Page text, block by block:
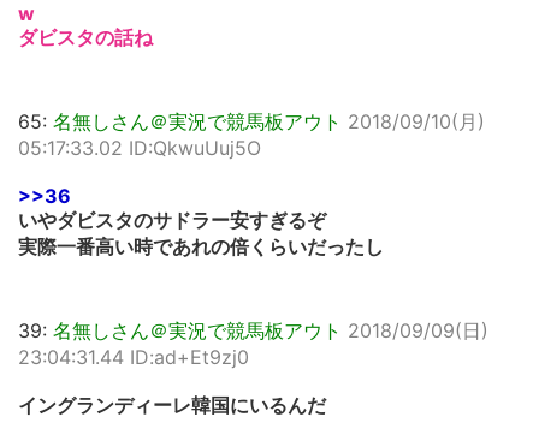
w
ダビスタの話ね
65: 名無しさん＠実況で競馬板アウト 2018/09/10(月)
05:17:33.02 ID:QkwuUuj5O
>>36
いやダビスタのサドラー安すぎるぞ
実際一番高い時であれの倍くらいだったし
39: 名無しさん＠実況で競馬板アウト 2018/09/09(日)
23:04:31.44 ID:ad+Et9zj0
イングランディーレ韓国にいるんだ